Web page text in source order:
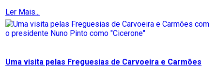
Ler Mais...
Uma visita pelas Freguesias de Carvoeira e Carmões